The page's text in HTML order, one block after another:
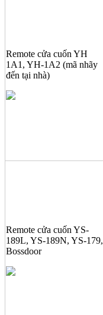
Remote cửa cuốn YH
1A1, YH-1A2 (mã nhãy
đến tại nhà)
Remote cửa cuốn YS-
189L, YS-189N, YS-179,
Bossdoor